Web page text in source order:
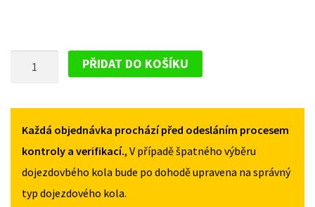
PEUGEOT
BOXER
2002-
2006
PŘIDAT DO KOŠÍKU
Každá objednávka prochází před odesláním procesem
kontroly a verifikací., V případě špatného výběru
dojezdovbého kola bude po dohodě upravena na správný
typ dojezdového kola.